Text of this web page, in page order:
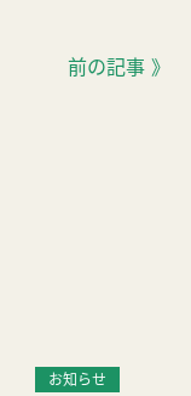
前の記事 》
お知らせ